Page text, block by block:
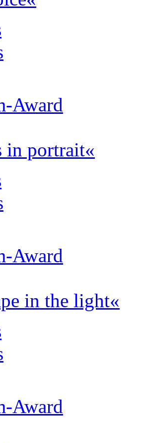
Award
in portrait«
Award
in the light«
Award